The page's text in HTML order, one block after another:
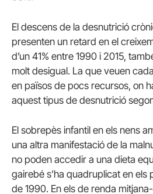
El descens de la desnutrició
presenten un retard en el
d’un 41% entre 1990 i 2015,
molt desigual. La que veuen
en països de pocs recursos, on
aquest tipus de desnutrició
El sobrepès infantil en els nens
una altra manifestació de la
no poden accedir a una dieta
gairebé s’ha quadruplicat en els
de 1990. En els de renda